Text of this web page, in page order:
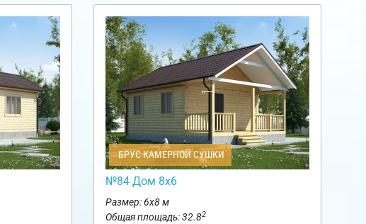
БРУС КАМЕРНОЙ СУШКИ
№84 Дом 8х6
Размер: 6х8 м
Общая площадь: 32.82